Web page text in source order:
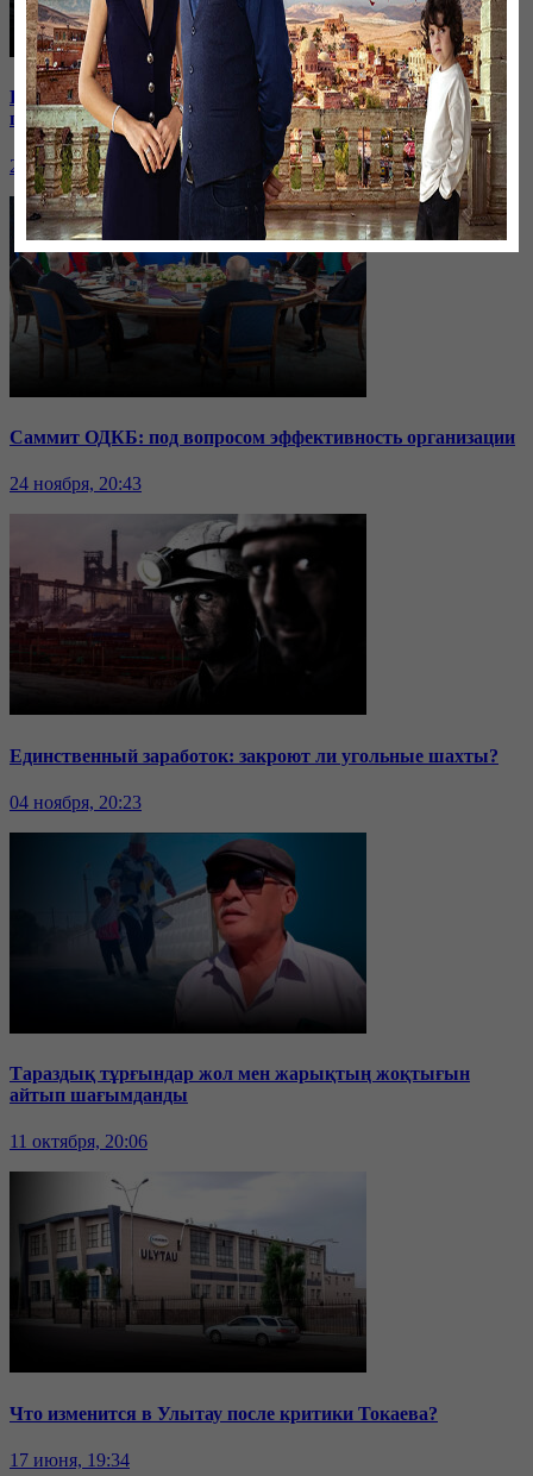
Кыргызстан отдаёт водохранилище: на какие уступки
пошли соседи?
24 ноября, 20:44
Саммит ОДКБ: под вопросом эффективность организации
24 ноября, 20:43
Единственный заработок: закроют ли угольные шахты?
04 ноября, 20:23
Тараздық тұрғындар жол мен жарықтың жоқтығын
айтып шағымданды
11 октября, 20:06
Что изменится в Улытау после критики Токаева?
17 июня, 19:34